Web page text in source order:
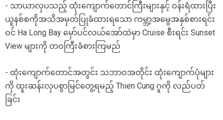
- သာယာလှပသည့် ထုံးကျောက်တောင်ကြီးများနှင့် ဝန်းရံထားပြီး
ယူနစ်စကိုအသိအမှတ်ပြုခံထားရသော ကမ္ဘာ့အမွေအနှစ်စားရင်း
ဝင် Ha Long Bay မှော်ပင်လယ်အော်ထဲမှာ Cruise စီးရင်း Sunset
View များကို တဝကြီးခံစားကြမည်
- ထုံးကျောက်တောင်အတွင်း သဘာဝအတိုင်း ထုံးကျောက်ပုံများ
ကို ထူးဆန်းလှပစွာမြင်တွေ့ရမည့် Thien Cung ဂူကို လည်ပတ်
ခြင်း